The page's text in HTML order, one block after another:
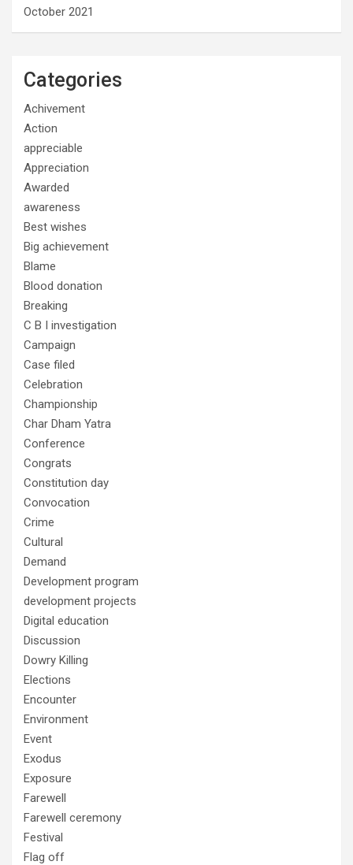
October 2021
Categories
Achivement
Action
appreciable
Appreciation
Awarded
awareness
Best wishes
Big achievement
Blame
Blood donation
Breaking
C B I investigation
Campaign
Case filed
Celebration
Championship
Char Dham Yatra
Conference
Congrats
Constitution day
Convocation
Crime
Cultural
Demand
Development program
development projects
Digital education
Discussion
Dowry Killing
Elections
Encounter
Environment
Event
Exodus
Exposure
Farewell
Farewell ceremony
Festival
Flag off